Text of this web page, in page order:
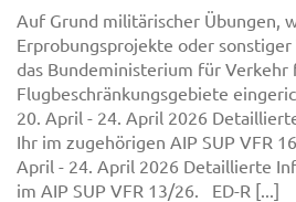
Auf Grund militärischer Übungen,
Erprobungsprojekte oder
das Bundeministerium für Verkehr
Flugbeschränkungsgebiete
20. April - 24. April 2026
Ihr im zugehörigen AIP SUP VFR
April - 24. April 2026 Detaillierte
im AIP SUP VFR 13/26. ED-R [...]